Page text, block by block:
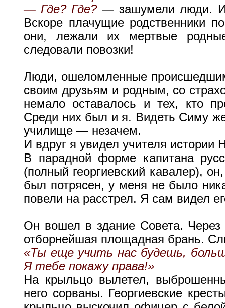
— Где? Где?— зашумели люди.
Вскоре плачущие родственники
они, лежали их мертвые
следовали повозки!
Люди, ошеломленные
своим друзьям и родным, со
немало оставалось и тех, кто
Среди них был и я. Видеть Симу
училище — незачем.
И вдруг я увидел учителя истории
В парадной форме капитана
(полный георгиевский кавалер),
был потрясен, у меня не было
повели на расстрел. Я сам видел
Он вошел в здание Совета. Через
отборнейшая площадная брань.
«Ты еще учить нас будешь,
Я тебе покажу права!»
На крыльцо вылетел,
него сорваны. Георгиевские